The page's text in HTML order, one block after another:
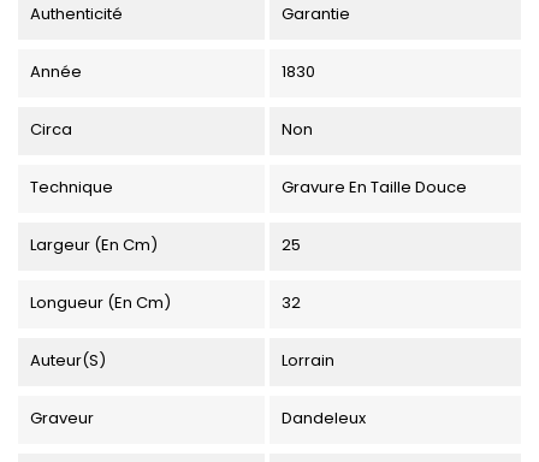
Authenticité Garantie
Année 1830
Circa Non
Technique Gravure En Taille Douce
Largeur (en Cm) 25
Longueur (en Cm) 32
Auteur(s) Lorrain
Graveur Dandeleux